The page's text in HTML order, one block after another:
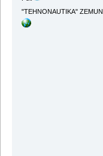
"TEHNONAUTIKA" ZEMUN